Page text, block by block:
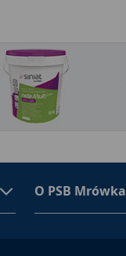
O PSB Mrówka